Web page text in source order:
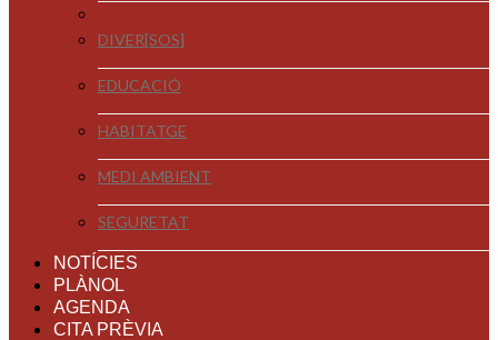
DIVER[SOS]
EDUCACIÓ
HABITATGE
MEDI AMBIENT
SEGURETAT
NOTÍCIES
PLÀNOL
AGENDA
CITA PRÈVIA